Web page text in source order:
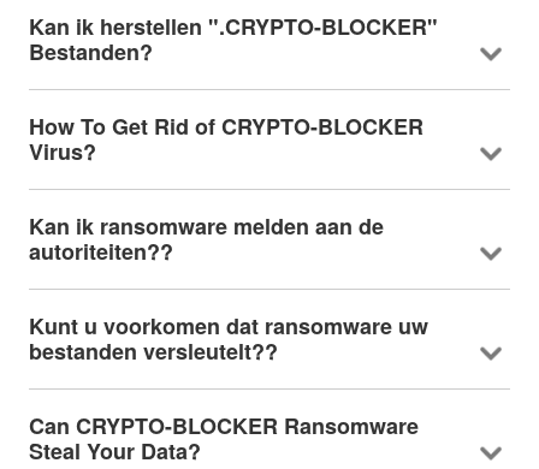
Kan ik herstellen ".CRYPTO-BLOCKER"
Bestanden?
How To Get Rid of CRYPTO-BLOCKER
Virus?
Kan ik ransomware melden aan de
autoriteiten??
Kunt u voorkomen dat ransomware uw
bestanden versleutelt??
Can CRYPTO-BLOCKER Ransomware
Steal Your Data?